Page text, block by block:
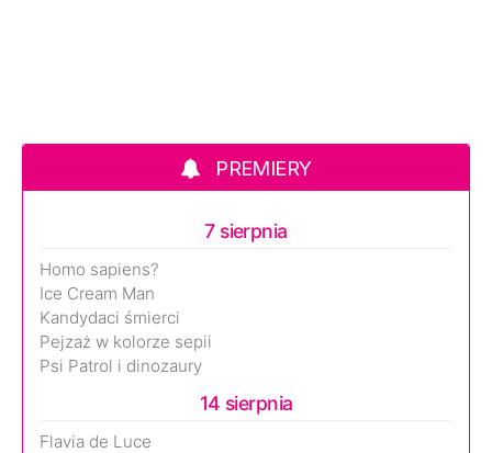
PREMIERY
7 sierpnia
Homo sapiens?
Ice Cream Man
Kandydaci śmierci
Pejzaż w kolorze sepii
Psi Patrol i dinozaury
14 sierpnia
Flavia de Luce